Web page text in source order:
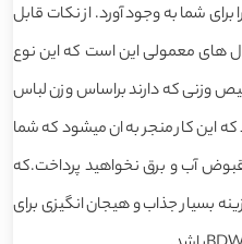
شما به وجود آورد. از نکات قابل
های معمولی این است که این نوع
وزنی که دارند براساس وزن لباس
این کار منجر به ان میشود که شما
آب و برق نخواهید پرداخت.که
بسیار جذاب و هیجان انگیزی برای